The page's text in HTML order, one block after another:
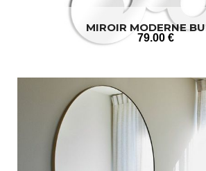
MIROIR MODERNE
79.00 €